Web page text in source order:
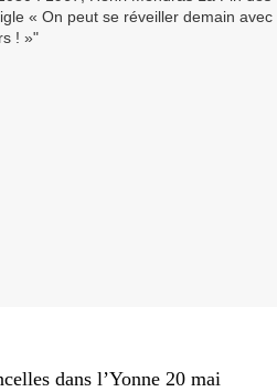
dans l’Yonne 20 mai